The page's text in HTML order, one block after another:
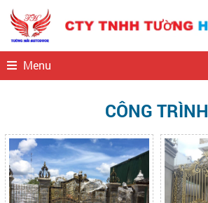
Menu
CÔNG TRÌNH